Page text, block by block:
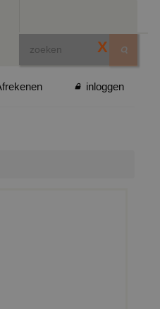
X
inloggen